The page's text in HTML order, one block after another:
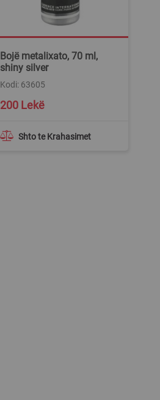
Bojë metalixato, 70 ml,
shiny silver
Kodi: 63605
Shto te Krahasimet
200 Lekë